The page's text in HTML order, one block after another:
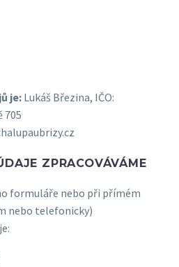
je: Lukáš Březina, IČO:
705
ZPRACOVÁVÁME
formuláře nebo při přímém
nebo telefonicky)